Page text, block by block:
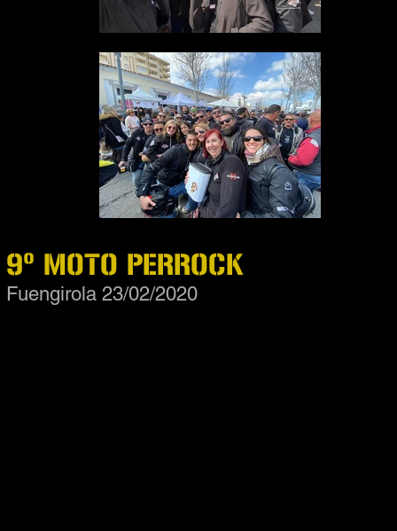
9º MOTO PERROCK
Fuengirola 23/02/2020